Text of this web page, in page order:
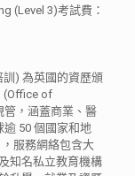
(Level 3)考試費：
訓) 為英國的資歷頒
(Office of
管，涵蓋商業、醫
50 個國家和地
服務網絡包含大
知名私立教育機構